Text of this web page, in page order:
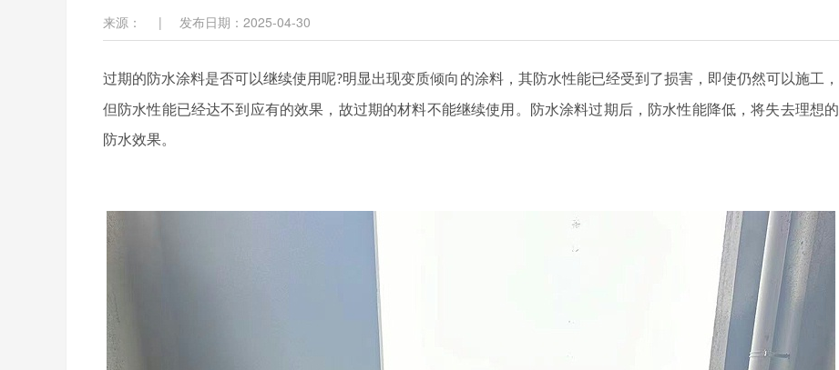
来源： | 发布日期：2025-04-30
过期的防水涂料是否可以继续使用呢?明显出现变质倾向的涂料，其防水性能已经受到了损害，即使仍然可以施工，
但防水性能已经达不到应有的效果，故过期的材料不能继续使用。防水涂料过期后，防水性能降低，将失去理想的
防水效果。